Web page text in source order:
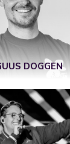
DOGGEN